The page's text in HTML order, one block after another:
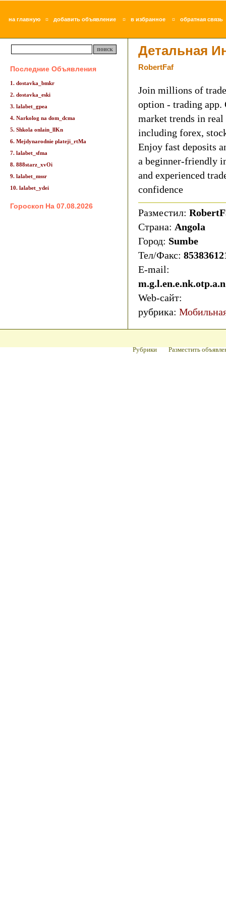
на главную ¤ добавить объявление ¤ в избранное ¤ обратная связь
Последние Объявления
1. dostavka_bmkr
2. dostavka_eski
3. lalabet_gpea
4. Narkolog na dom_dcma
5. Shkola onlain_llKn
6. Mejdynarodnie plateji_rtMa
7. lalabet_sfma
8. 888starz_xvOi
9. lalabet_mssr
10. lalabet_ydei
Гороскоп На 07.08.2026
Детальная
RobertFaf
Join millions of
option - trading app.
market trends in real
including forex,
Enjoy fast deposits
a beginner-friendly
and experienced
confidence
Разместил:
Страна: Angola
Город: Sumbe
Тел/Факс:
E-mail:
Web-сайт:
рубрика:
Рубрики Разместить